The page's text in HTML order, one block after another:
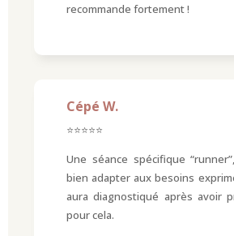
recommande fortement !
Cépé W.
⭐⭐⭐⭐⭐
Une séance spécifique
bien adapter aux besoins
aura diagnostiqué après avoir
pour cela.